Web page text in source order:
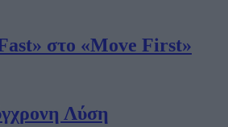
στο «Move First»
Λύση
11, 10438, Αθήνα | Τηλ.: 210 5201500,